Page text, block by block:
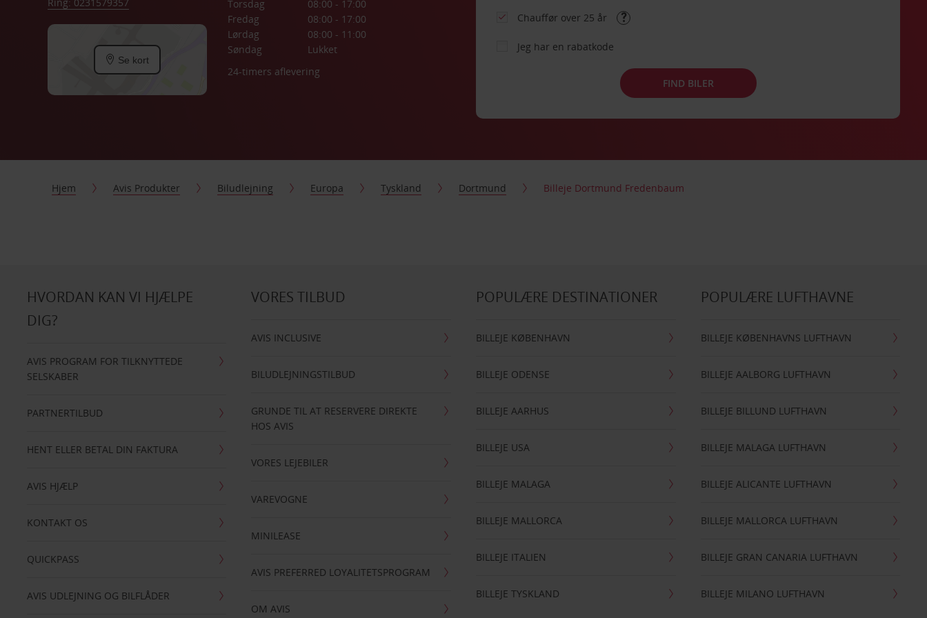
Se kort
Torsdag
08:00 - 17:00
Fredag
08:00 - 17:00
Lørdag
08:00 - 11:00
Søndag
Lukket
24-timers aflevering
Chauffør over 25 år
Jeg har en rabatkode
FIND BILER
Hjem Avis Produkter Biludlejning Europa Tyskland Dortmund Billeje Dortmund Fredenbaum
HVORDAN KAN VI HJÆLPE
DIG?
AVIS PROGRAM FOR TILKNYTTEDE
SELSKABER
PARTNERTILBUD
HENT ELLER BETAL DIN FAKTURA
AVIS HJÆLP
KONTAKT OS
QUICKPASS
AVIS UDLEJNING OG BILFLÅDER
VORES TILBUD
AVIS INCLUSIVE
BILUDLEJNINGSTILBUD
GRUNDE TIL AT RESERVERE DIREKTE
HOS AVIS
VORES LEJEBILER
VAREVOGNE
MINILEASE
AVIS PREFERRED LOYALITETSPROGRAM
OM AVIS
POPULÆRE DESTINATIONER
BILLEJE KØBENHAVN
BILLEJE ODENSE
BILLEJE AARHUS
BILLEJE USA
BILLEJE MALAGA
BILLEJE MALLORCA
BILLEJE ITALIEN
BILLEJE TYSKLAND
POPULÆRE LUFTHAVNE
BILLEJE KØBENHAVNS LUFTHAVN
BILLEJE AALBORG LUFTHAVN
BILLEJE BILLUND LUFTHAVN
BILLEJE MALAGA LUFTHAVN
BILLEJE ALICANTE LUFTHAVN
BILLEJE MALLORCA LUFTHAVN
BILLEJE GRAN CANARIA LUFTHAVN
BILLEJE MILANO LUFTHAVN